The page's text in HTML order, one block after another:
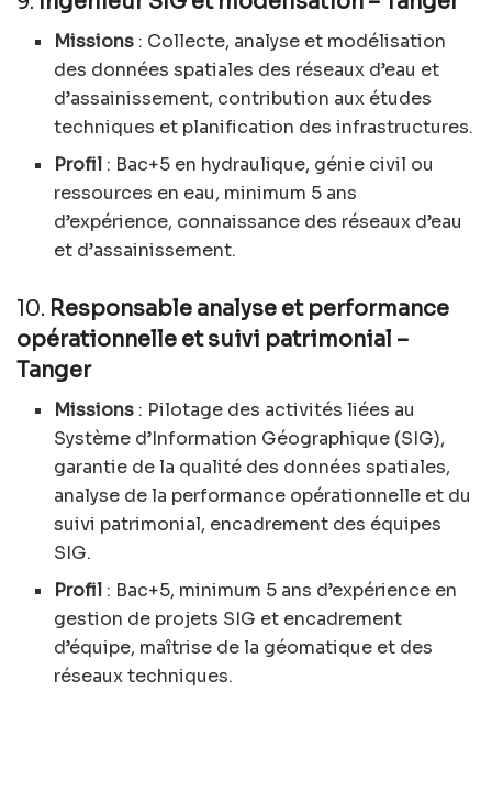
Missions : Collecte, analyse et modélisation
des données spatiales des réseaux d’eau et
d’assainissement, contribution aux études
techniques et planification des infrastructures.
Profil : Bac+5 en hydraulique, génie civil ou
ressources en eau, minimum 5 ans
d’expérience, connaissance des réseaux d’eau
et d’assainissement.
10. Responsable analyse et performance
opérationnelle et suivi patrimonial –
Tanger
Missions : Pilotage des activités liées au
Système d’Information Géographique (SIG),
garantie de la qualité des données spatiales,
analyse de la performance opérationnelle et du
suivi patrimonial, encadrement des équipes
SIG.
Profil : Bac+5, minimum 5 ans d’expérience en
gestion de projets SIG et encadrement
d’équipe, maîtrise de la géomatique et des
réseaux techniques.